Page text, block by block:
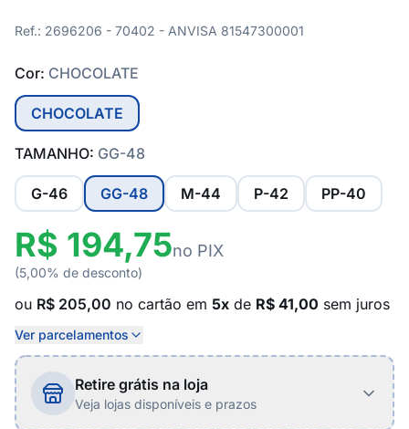
Ref.: 2696206 - 70402 - ANVISA 81547300001
Cor: CHOCOLATE
CHOCOLATE
TAMANHO: GG-48
G-46 GG-48 M-44 P-42 PP-40
R$ 194,75no PIX
(5,00% de desconto)
ou R$ 205,00 no cartão em 5x de R$ 41,00 sem juros
Ver parcelamentos
Retire grátis na loja
Veja lojas disponíveis e prazos